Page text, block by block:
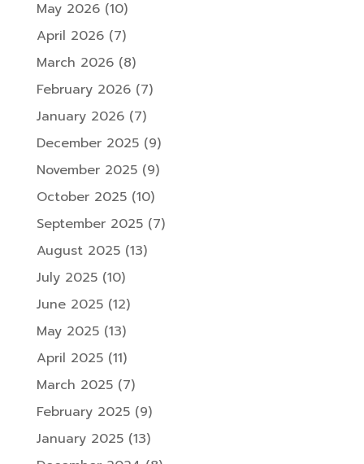
May 2026(10)
April 2026(7)
March 2026(8)
February 2026(7)
January 2026(7)
December 2025(9)
November 2025(9)
October 2025(10)
September 2025(7)
August 2025(13)
July 2025(10)
June 2025(12)
May 2025(13)
April 2025(11)
March 2025(7)
February 2025(9)
January 2025(13)